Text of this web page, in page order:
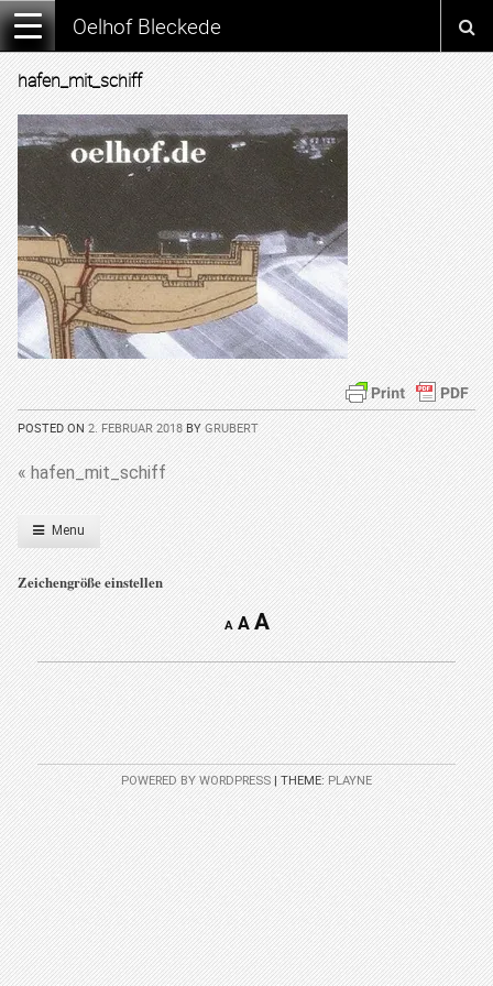
Oelhof Bleckede
hafen_mit_schiff
POSTED ON2. FEBRUAR 2018BYGRUBERT
« hafen_mit_schiff
Menu
Zeichengröße einstellen
A A A
POWERED BY WORDPRESS |THEME:PLAYNE